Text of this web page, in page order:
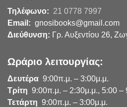
Τηλέφωνο: 21 0778 7997
Email: gnosibooks@gmail.com
Διεύθυνση: Γρ. Αυξεντίου 26,
Ωράριο λειτουργίας:
Δευτέρα 9:00π.μ. – 3:00μ.μ.
Τρίτη 9:00π.μ. – 2:30μ.μ., 5:00 –
Τετάρτη 9:00π.μ. – 3:00μ.μ.